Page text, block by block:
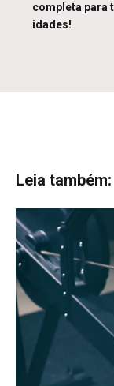
completa para
idades!
Leia também: